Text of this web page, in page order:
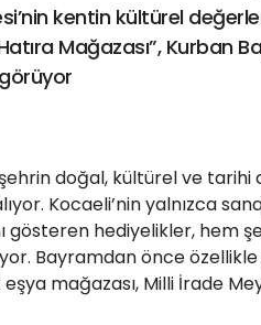
kentin kültürel
Mağazası”, Kurban
şehrin doğal, kültürel ve
Kocaeli’nin yalnızca
gösteren hediyelikler, hem
Bayramdan önce özellikle
mağazası, Milli İrade